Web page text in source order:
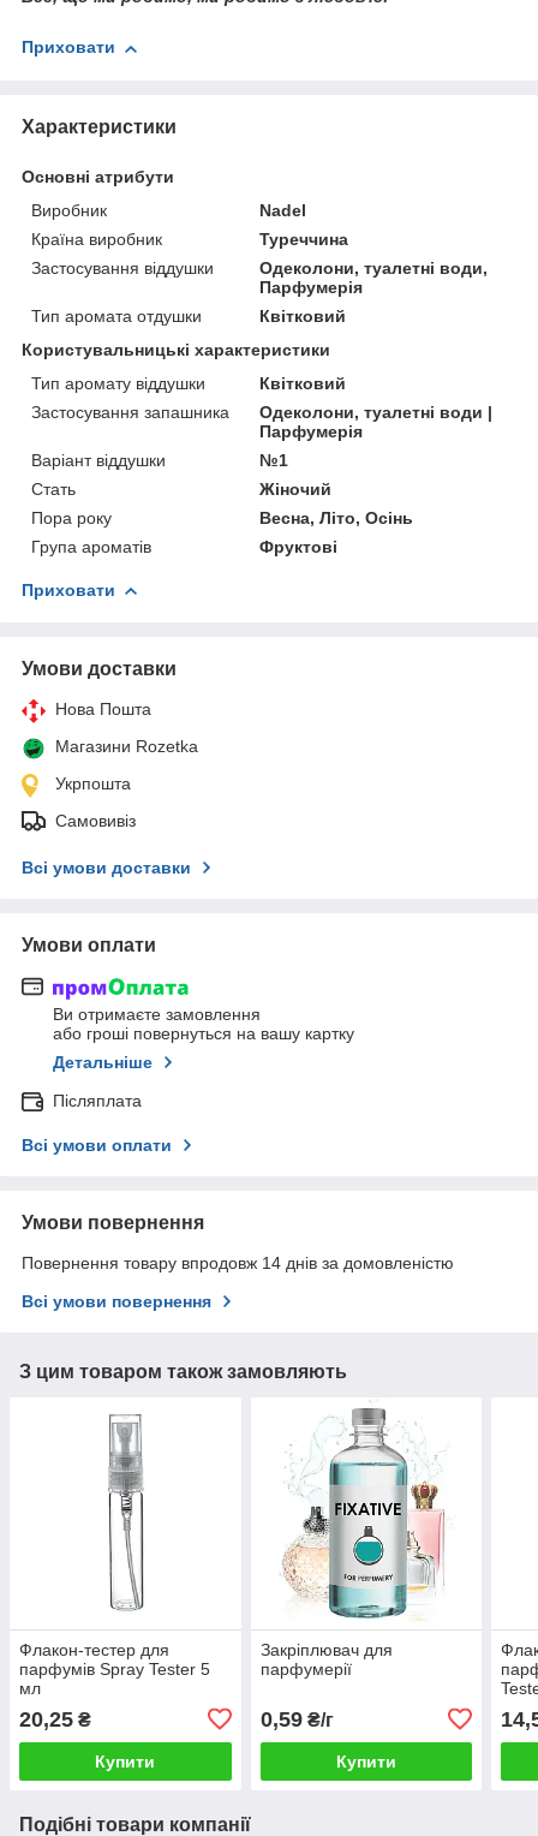
Приховати
Характеристики
Основні атрибути
Виробник
Nadel
Країна виробник
Туреччина
Застосування віддушки
Одеколони, туалетні води,
Парфумерія
Тип аромата отдушки
Квітковий
Користувальницькі характеристики
Тип аромату віддушки
Квітковий
Застосування запашника
Одеколони, туалетні води |
Парфумерія
Варіант віддушки
№1
Стать
Жіночий
Пора року
Весна, Літо, Осінь
Група ароматів
Фруктові
Приховати
Умови доставки
Нова Пошта
Магазини Rozetka
Укрпошта
Самовивіз
Всі умови доставки
Умови оплати
Ви отримаєте замовлення
або гроші повернуться на вашу картку
Детальніше
Післяплата
Всі умови оплати
Умови повернення
Повернення товару впродовж 14 днів за домовленістю
Всі умови повернення
З цим товаром також замовляють
Флакон-тестер для
парфумів Spray Tester 5
мл
20,25 ₴
Купити
Закріплювач для
парфумерії
0,59₴/г
Купити
Подібні товари компанії